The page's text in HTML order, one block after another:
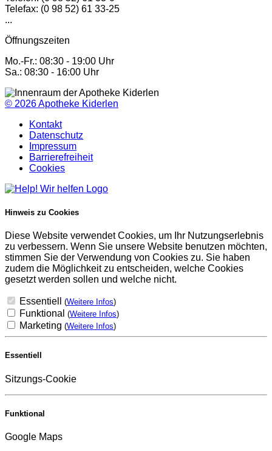
Telefax: (0 98 52) 61 33-25
...
Öffnungszeiten
Mo.-Fr.: 08:30 - 19:00 Uhr
Sa.: 08:30 - 16:00 Uhr
© 2026Apotheke Kiderlen
Kontakt
Datenschutz
Impressum
Barrierefreiheit
Cookies
Hinweis zu Cookies
Diese Website verwendet Cookies, um Ihr Nutzungserlebnis
zu verbessern. Wenn Sie unsere Website benutzen möchten,
stimmen Sie der Verwendung von Cookies zu. Sie haben
zudem die Möglichkeit zu entscheiden, welche Cookies
gesetzt werden sollen und welche nicht.
Essentiell (Weitere Infos)
Funktional (Weitere Infos)
Marketing (Weitere Infos)
Essentiell
Sitzungs-Cookie
Funktional
Google Maps